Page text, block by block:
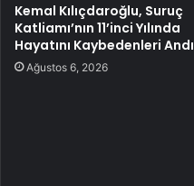
Kemal Kılıçdaroğlu, Suruç
Katliamı’nın 11’inci Yılında
Hayatını Kaybedenleri Andı
Ağustos 6, 2026